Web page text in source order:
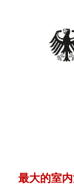
最大的室